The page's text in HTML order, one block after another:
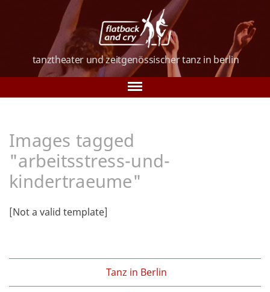
tanztheater undzeitgenössischer tanz in berlin
Über uns
Tanzkurse
Vorstellungen
Partner/Freunde
Images tagged
"arbeitsstress-und-
kindertraeume"
[Not a valid template]
Tanz in Berlin